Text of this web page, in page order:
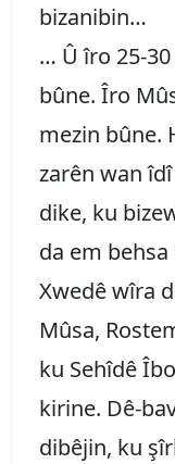
bizanibin…
… Û îro 25-
bûne. Îro
mezin bûne.
zarên wan
dike, ku
da em
Xwedê wîra
Mûsa,
ku Sehîdê
kirine. Dê-
dibêjin, ku